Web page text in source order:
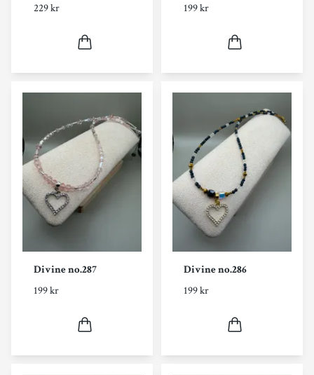
229 kr
199 kr
Divine no.287
199 kr
Divine no.286
199 kr